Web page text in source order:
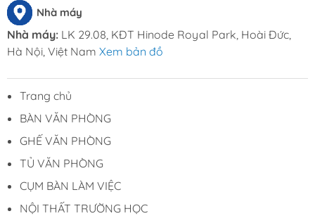
Hotline: 0969.761.368 – 0868.761.368
Nhà máy
Nhà máy: LK 29.08, KĐT Hinode Royal Park, Hoài Đức,
Hà Nội, Việt Nam Xem bản đồ
Trang chủ
BÀN VĂN PHÒNG
GHẾ VĂN PHÒNG
TỦ VĂN PHÒNG
CỤM BÀN LÀM VIỆC
NỘI THẤT TRƯỜNG HỌC